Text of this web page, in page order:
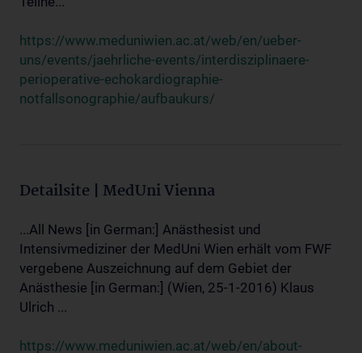
https://www.meduniwien.ac.at/web/en/ueber-
uns/events/jaehrliche-events/interdisziplinaere-
perioperative-echokardiographie-
notfallsonographie/aufbaukurs/
Detailsite | MedUni Vienna
...All News [in German:] Anästhesist und
Intensivmediziner der MedUni Wien erhält vom FWF
vergebene Auszeichnung auf dem Gebiet der
Anästhesie [in German:] (Wien, 25-1-2016) Klaus
Ulrich ...
https://www.meduniwien.ac.at/web/en/about-